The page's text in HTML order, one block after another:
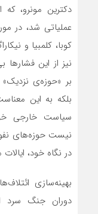
دکترین مونرو،
عملیاتی شد، در
کوبا، کلمبیا و
نیز از این
بر «حوزه‌ی
بلکه به این
سیاست خارجی
نیست حوزه‌های
در نگاه خود،
بهینه‌سازی
دوران جنگ سرد